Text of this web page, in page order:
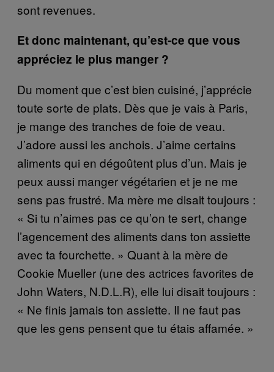
sont revenues.
Et donc maintenant, qu’est-ce que vous
appréciez le plus manger ?
Du moment que c’est bien cuisiné, j’apprécie
toute sorte de plats. Dès que je vais à Paris,
je mange des tranches de foie de veau.
J’adore aussi les anchois. J’aime certains
aliments qui en dégoûtent plus d’un. Mais je
peux aussi manger végétarien et je ne me
sens pas frustré. Ma mère me disait toujours :
« Si tu n’aimes pas ce qu’on te sert, change
l’agencement des aliments dans ton assiette
avec ta fourchette. » Quant à la mère de
Cookie Mueller (une des actrices favorites de
John Waters, N.D.L.R), elle lui disait toujours :
« Ne finis jamais ton assiette. Il ne faut pas
que les gens pensent que tu étais affamée. »